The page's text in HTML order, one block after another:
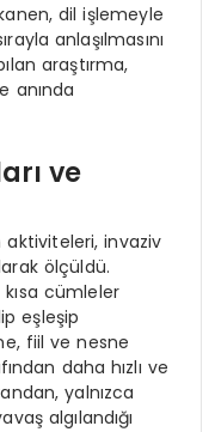
dil işlemeyle
anlaşılmasını
araştırma,
anında
ve
aktiviteleri, invaziv
ölçüldü.
kısa cümleler
eşleşip
fiil ve nesne
daha hızlı ve
yalnızca
algılandığı